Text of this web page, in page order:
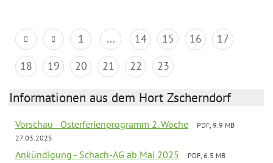
1 ... 14 15 16
17
18
19 20 21 22 23
Informationen aus dem Hort Zscherndorf
Vorschau - Osterferienprogramm 2. Woche
PDF, 9.9 MB
27.03.2025
Ankündigung - Schach-AG ab Mai 2025
PDF, 6.5 MB